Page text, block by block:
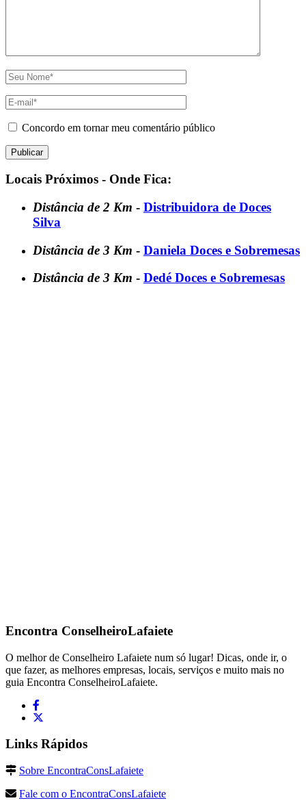
Concordo em tornar meu comentário público
Locais Próximos - Onde Fica:
Distância de 2 Km - Distribuidora de Doces
Silva
Distância de 3 Km - Daniela Doces e Sobremesas
Distância de 3 Km - Dedé Doces e Sobremesas
Encontra ConselheiroLafaiete
O melhor de Conselheiro Lafaiete num só lugar! Dicas, onde ir, o
que fazer, as melhores empresas, locais, serviços e muito mais no
guia Encontra ConselheiroLafaiete.
Links Rápidos
Sobre EncontraConsLafaiete
Fale com o EncontraConsLafaiete